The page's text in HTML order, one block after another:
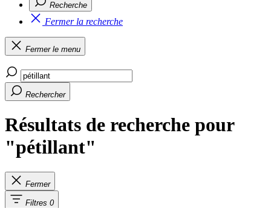
Recherche
Fermer la recherche
Fermer le menu
Rechercher
Résultats de recherche pour
"pétillant"
Fermer
Filtres 0